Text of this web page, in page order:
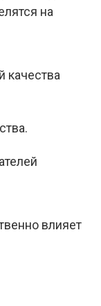
на
качества
влияет